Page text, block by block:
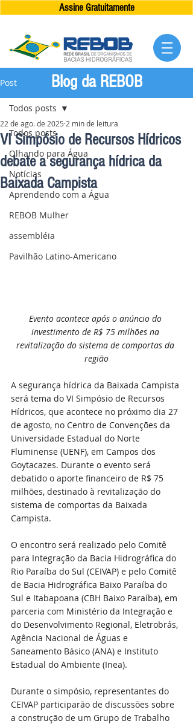
Assine Gratuitamente
Post
Todos posts
Olhando para Água
Notícias
Aprendendo com a Água
REBOB Mulher
assembléia
Pavilhão Latino-Americano
Todos posts
VI Simpósio de Recursos Hídricos
debate a segurança hídrica da
Baixada Campista
22 de ago. de 2025 2 min de leitura
Evento acontece após o anúncio do
investimento de R$ 75 milhões na
revitalização do sistema de comportas da
região
A segurança hídrica da Baixada Campista
será tema do VI Simpósio de Recursos
Hídricos, que acontece no próximo dia 27
de agosto, no Centro de Convenções da
Universidade Estadual do Norte
Fluminense (UENF), em Campos dos
Goytacazes. Durante o evento será
debatido o aporte financeiro de R$ 75
milhões, destinado à revitalização do
sistema de comportas da Baixada
Campista.
O encontro será realizado pelo Comitê
para Integração da Bacia Hidrográfica do
Rio Paraíba do Sul (CEIVAP) e pelo Comitê
de Bacia Hidrográfica Baixo Paraíba do
Sul e Itabapoana (CBH Baixo Paraíba), em
parceria com Ministério da Integração e
do Desenvolvimento Regional, Eletrobrás,
Agência Nacional de Águas e
Saneamento Básico (ANA) e Instituto
Estadual do Ambiente (Inea).
Durante o simpósio, representantes do
CEIVAP participarão de discussões sobre
a construção de um Grupo de Trabalho
Blog da REBOB